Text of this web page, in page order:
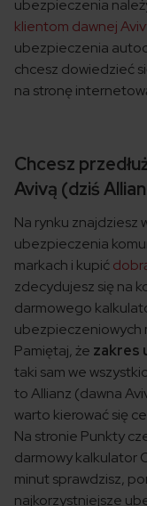
ubezpieczenia
klientom dawnej
ubezpieczenia
chcesz dowiedzieć
na stronę
Chcesz
Avivą (dziś
Na rynku znajdziesz
ubezpieczenia
markach i kupić
zdecydujesz się na
darmowego
ubezpieczeniowych
Pamiętaj, że zakres
taki sam we
to Allianz (dawna
warto kierować się
Na stronie Punkty
darmowy kalkulator
minut sprawdzisz,
najkorzystniejsze